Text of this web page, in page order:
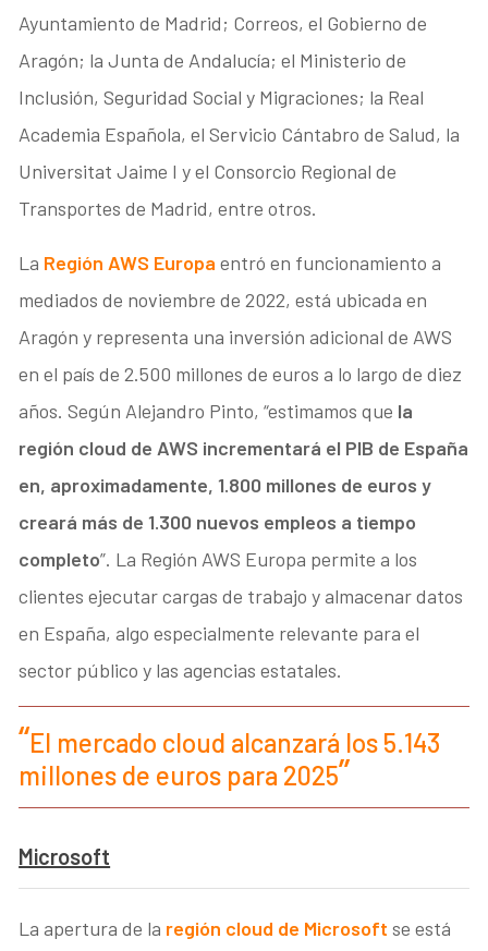
Ayuntamiento de Madrid; Correos, el Gobierno de
Aragón; la Junta de Andalucía; el Ministerio de
Inclusión, Seguridad Social y Migraciones; la Real
Academia Española, el Servicio Cántabro de Salud, la
Universitat Jaime I y el Consorcio Regional de
Transportes de Madrid, entre otros.
La Región AWS Europa entró en funcionamiento a
mediados de noviembre de 2022, está ubicada en
Aragón y representa una inversión adicional de AWS
en el país de 2.500 millones de euros a lo largo de diez
años. Según Alejandro Pinto, “estimamos que la
región cloud de AWS incrementará el PIB de España
en, aproximadamente, 1.800 millones de euros y
creará más de 1.300 nuevos empleos a tiempo
completo”. La Región AWS Europa permite a los
clientes ejecutar cargas de trabajo y almacenar datos
en España, algo especialmente relevante para el
sector público y las agencias estatales.
El mercado cloud alcanzará los 5.143
millones de euros para 2025
Microsoft
La apertura de la región cloud de Microsoft se está